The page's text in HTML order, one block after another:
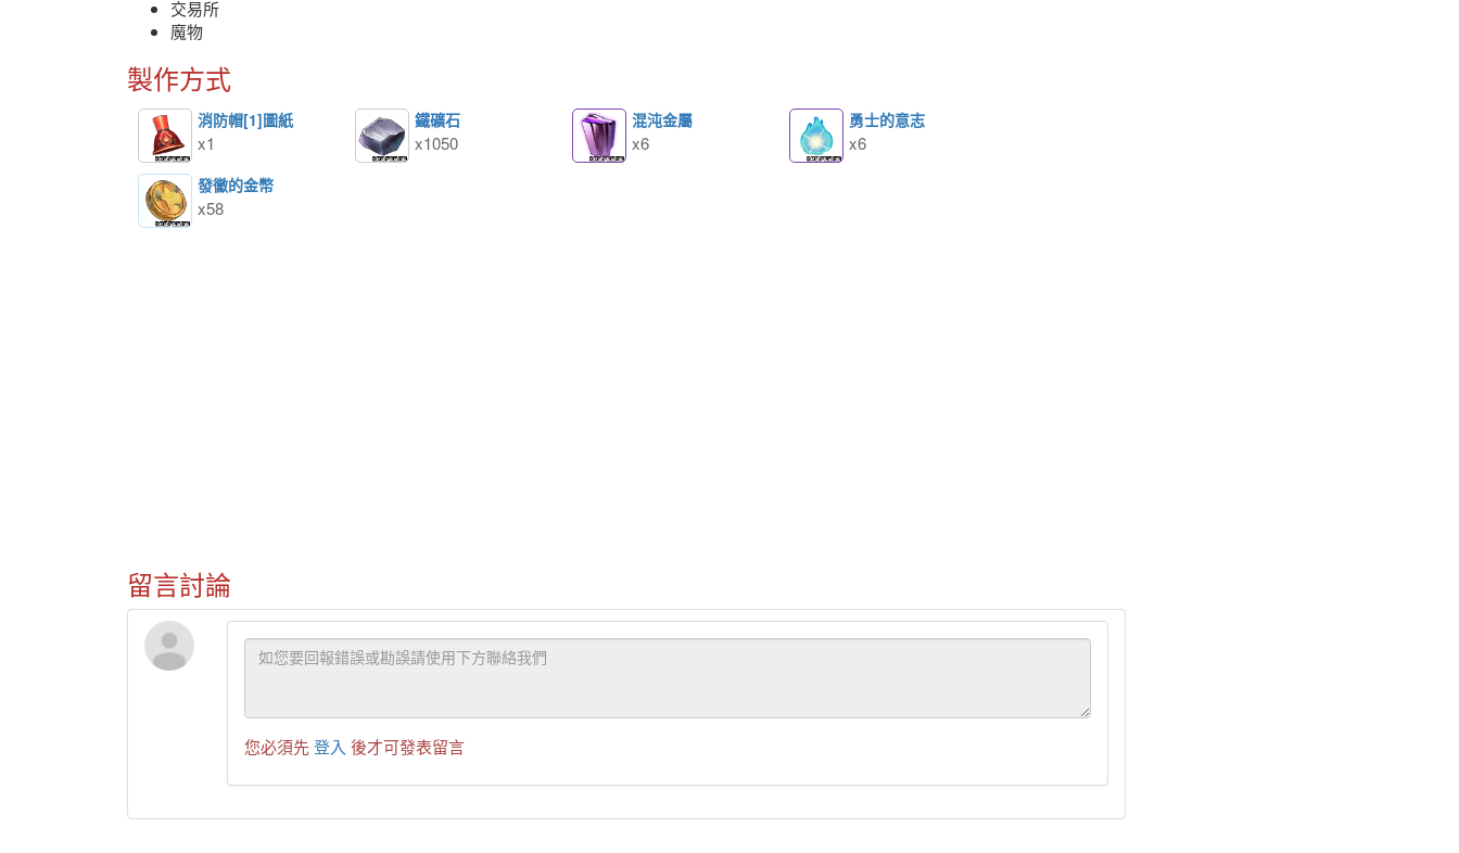
交易所
魔物
製作方式
消防帽[1]圖紙
x1
鐵礦石
x1050
混沌金屬
x6
勇士的意志
x6
發黴的金幣
x58
留言討論
您必須先登入 後才可發表留言